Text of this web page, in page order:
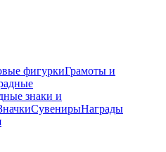
фигуркиГрамоты и
знаки и
СувенирыНаграды